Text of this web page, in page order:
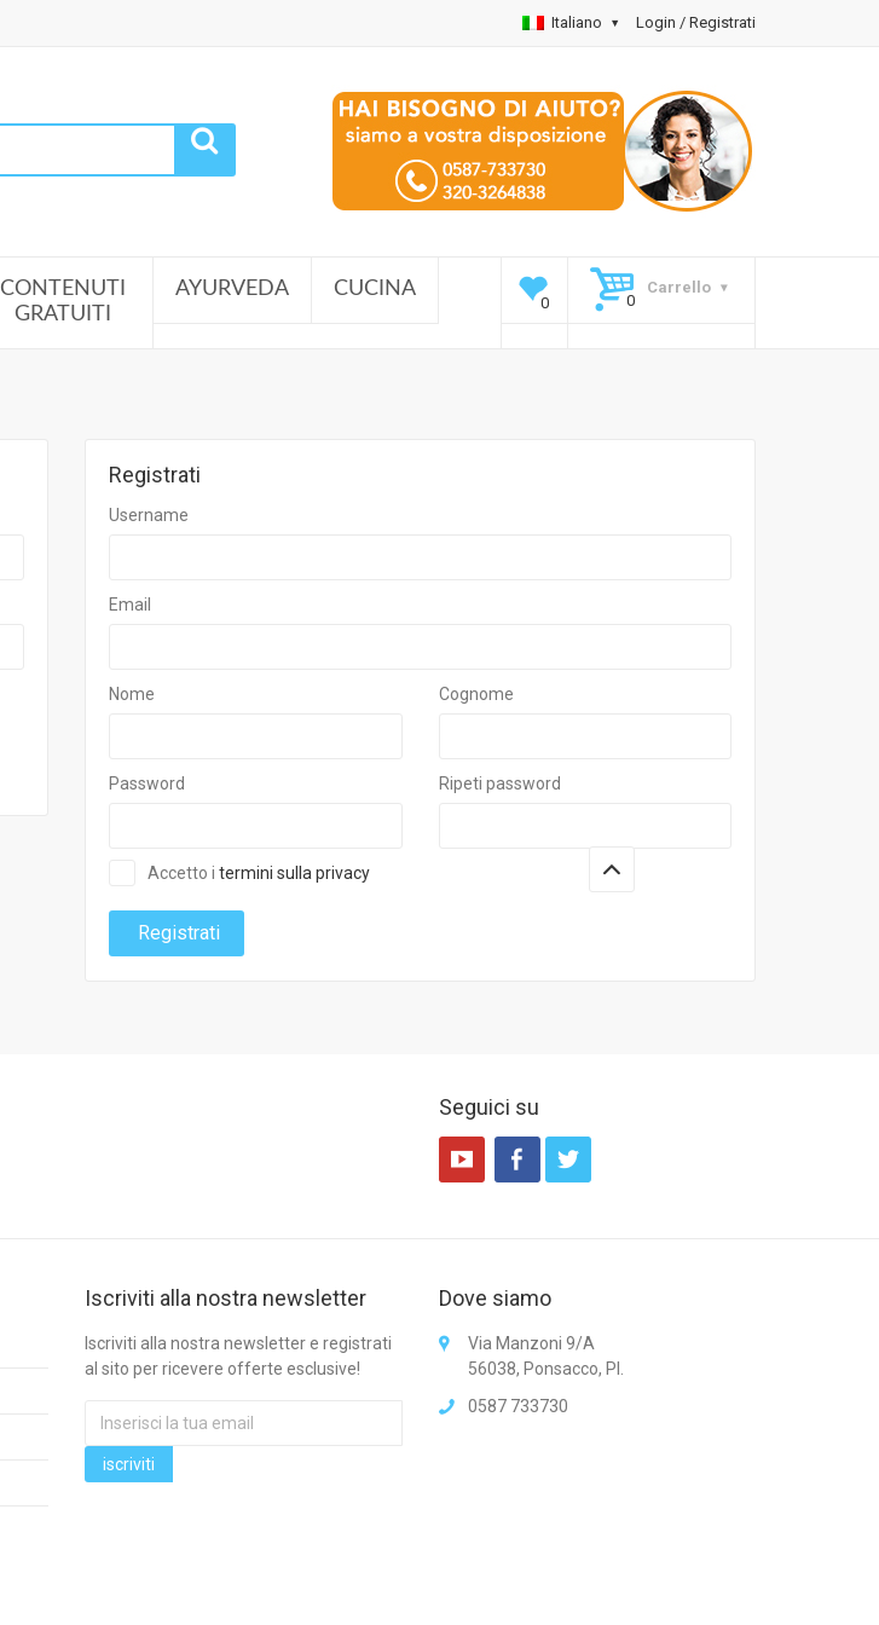
Login / Registrati
Italiano
CONTENUTI
GRATUITI
AYURVEDA CUCINA Carrello
Registrati
Username
Email
Nome Cognome
Password Ripeti password
Accetto i termini sulla privacy
Registrati
Seguici su
Iscriviti alla nostra newsletter
Iscriviti alla nostra newsletter e registrati
al sito per ricevere offerte esclusive!
Dove siamo
Via Manzoni 9/A
56038, Ponsacco, PI.
0587 733730